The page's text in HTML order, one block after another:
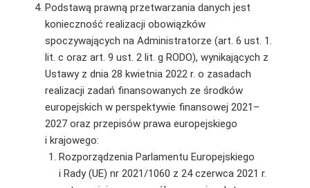
Podstawą prawną przetwarzania danych jest
konieczność realizacji obowiązków
spoczywających na Administratorze (art. 6 ust. 1.
lit. c oraz art. 9 ust. 2 lit. g RODO), wynikających z
Ustawy z dnia 28 kwietnia 2022 r. o zasadach
realizacji zadań finansowanych ze środków
europejskich w perspektywie finansowej 2021–
2027 oraz przepisów prawa europejskiego
i krajowego:
Rozporządzenia Parlamentu Europejskiego
i Rady (UE) nr 2021/1060 z 24 czerwca 2021 r.